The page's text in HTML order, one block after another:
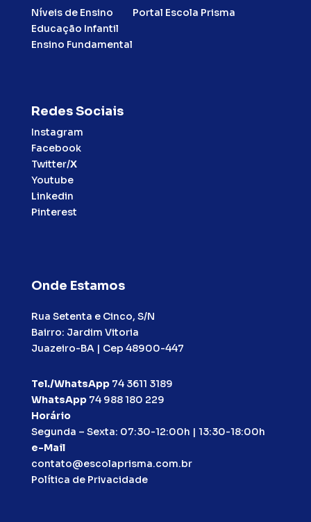
Níveis de Ensino
Educação Infantil
Ensino Fundamental
Portal Escola Prisma
Redes Sociais
Instagram
Facebook
Twitter/X
Youtube
Linkedin
Pinterest
Onde Estamos
Rua Setenta e Cinco, S/N
Bairro: Jardim Vitoria
Juazeiro-BA | Cep 48900-447
Tel./WhatsApp 74 3611 3189
WhatsApp 74 988 180 229
Horário
Segunda – Sexta: 07:30-12:00h | 13:30-18:00h
e-Mail
contato@escolaprisma.com.br
Política de Privacidade